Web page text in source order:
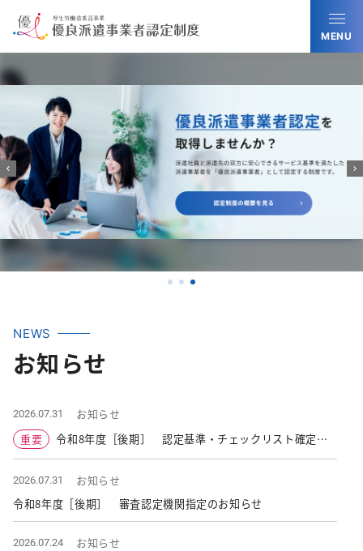
MENU
NEWS
お知らせ
2026.07.31
お知らせ
重要
令和8年度［後期］ 認定基準・チェックリスト確定に
2026.07.31
お知らせ
令和8年度［後期］ 審査認定機関指定のお知らせ
2026.07.24
お知らせ